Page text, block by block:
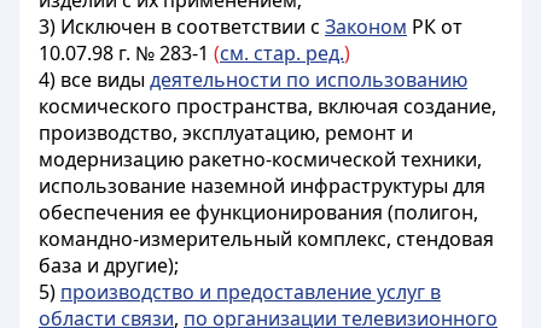
3) Исключен в соответствии с Законом РК от
10.07.98 г. № 283-1 (см. стар. ред.)
4) все видыдеятельности по использованию
космического пространства, включая создание,
производство, эксплуатацию, ремонт и
модернизацию ракетно-космической техники,
использование наземной инфраструктуры для
обеспечения ее функционирования (полигон,
командно-измерительный комплекс, стендовая
база и другие);
5) производство и предоставление услуг в
области связи, по организации телевизионного